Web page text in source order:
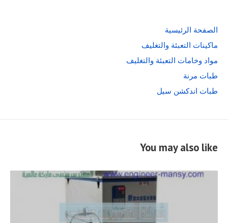
الصفحة الرئيسية
ماكينات التعبئة والتغليف
مواد وخامات التعبئة والتغليف
طبات مرنة
طبات اندكشن سيل
You may also like